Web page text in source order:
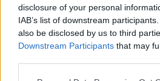
disclosure of your personal
IAB’s list of downstream
also be disclosed by us to third
Downstream Participants that may